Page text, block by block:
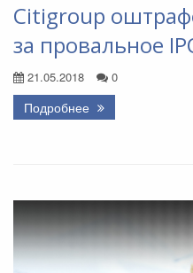
Citigroup
за провальное
21.05.2018 0
Подробнее